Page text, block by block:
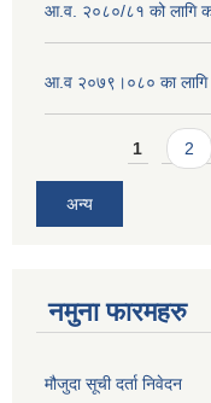
आ.व. २०८०/८१ को लागि
आ.व २०७९।०८० का
Pages1 2
अन्य
नमुना फारमहरु
मौजुदा सूची दर्ता निवेदन